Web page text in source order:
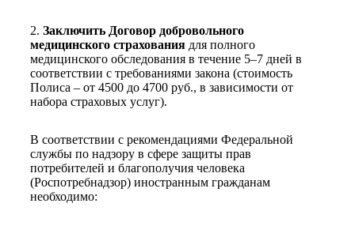
2. Заключить Договор добровольного
медицинского страхования для полного
медицинского обследования в течение 5–7 дней в
соответствии с требованиями закона (стоимость
Полиса – от 4500 до 4700 руб., в зависимости от
набора страховых услуг).
В соответствии с рекомендациями Федеральной
службы по надзору в сфере защиты прав
потребителей и благополучия человека
(Роспотребнадзор) иностранным гражданам
необходимо: